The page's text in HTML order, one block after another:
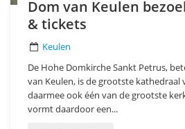
Dom van Keulen
& tickets
Keulen
De Hohe Domkirche Sankt Petrus,
van Keulen, is de grootste kathedraal
daarmee ook één van de grootste
vormt daardoor een...